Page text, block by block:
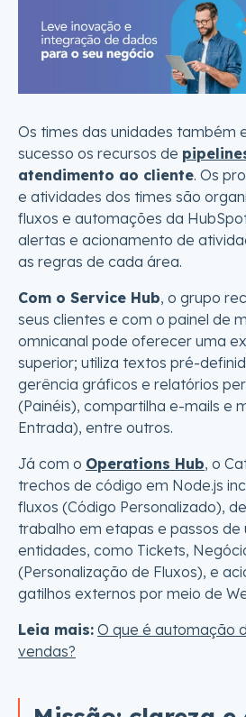
Os times das unidades também
sucesso os recursos de
atendimento ao cliente. Os
e atividades dos times são
fluxos e automações da
alertas e acionamento de
as regras de cada área.
Com o Service Hub, o grupo
seus clientes e com o painel de
omnicanal pode oferecer uma
superior; utiliza textos pré-
gerência gráficos e relatórios
(Painéis), compartilha e-mails e
Entrada), entre outros.
Já com o Operations Hub, o
trechos de código em Node.js
fluxos (Código Personalizado),
trabalho em etapas e passos de
entidades, como Tickets,
(Personalização de Fluxos), e
gatilhos externos por meio de
Leia mais: O que é automação
vendas?